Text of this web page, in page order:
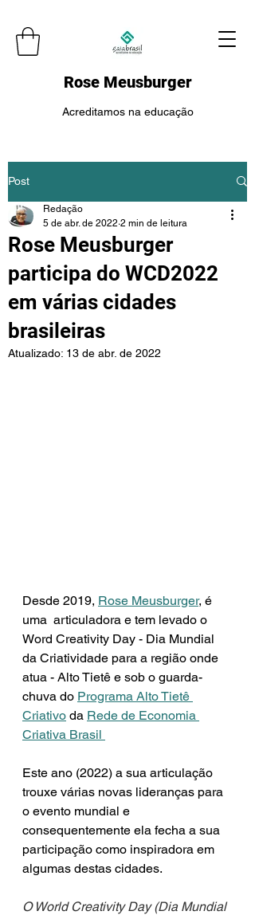
Rose Meusburger
Acreditamos na educação
Post
Rose Meusburger
participa do WCD2022
em várias cidades
brasileiras
Redação
5 de abr. de 2022 2 min de leitura
Atualizado: 13 de abr. de 2022
Desde 2019, Rose Meusburger, é
uma  articuladora e tem levado o
Word Creativity Day - Dia Mundial
da Criatividade para a região onde
atua - Alto Tietê e sob o guarda-
chuva do Programa Alto Tietê
Criativo da Rede de Economia
Criativa Brasil
Este ano (2022) a sua articulação
trouxe várias novas lideranças para
o evento mundial e
consequentemente ela fecha a sua
participação como inspiradora em
algumas destas cidades.
O World Creativity Day (Dia Mundial